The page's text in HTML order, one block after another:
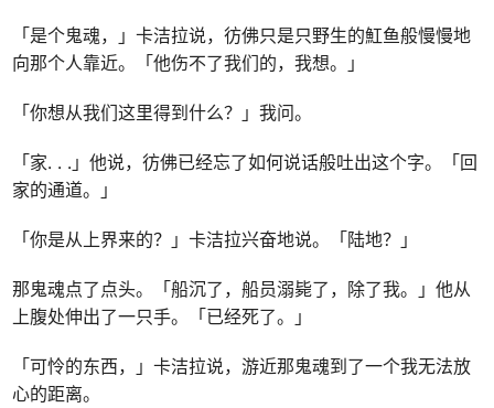
「是个鬼魂，」卡洁拉说，彷佛只是只野生的魟鱼般慢慢地
向那个人靠近。「他伤不了我们的，我想。」
「你想从我们这里得到什么？」我问。
「家. . .」他说，彷佛已经忘了如何说话般吐出这个字。「回
家的通道。」
「你是从上界来的？」卡洁拉兴奋地说。「陆地？」
那鬼魂点了点头。「船沉了，船员溺毙了，除了我。」他从
上腹处伸出了一只手。「已经死了。」
「可怜的东西，」卡洁拉说，游近那鬼魂到了一个我无法放
心的距离。